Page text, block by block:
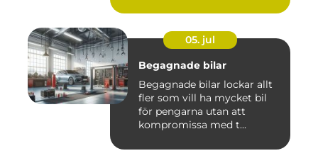
05. jul
Begagnade bilar
Begagnade bilar lockar allt
fler som vill ha mycket bil
för pengarna utan att
kompromissa med t...